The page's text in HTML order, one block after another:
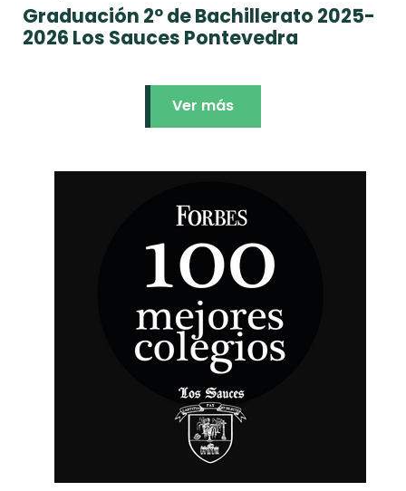
Graduación 2º de Bachillerato 2025-
2026 Los Sauces Pontevedra
Ver más